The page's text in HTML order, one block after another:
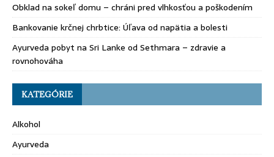
Obklad na sokeľ domu – chráni pred vlhkosťou a poškodením
Bankovanie krčnej chrbtice: Úľava od napätia a bolesti
Ayurveda pobyt na Sri Lanke od Sethmara – zdravie a
rovnohováha
KATEGÓRIE
Alkohol
Ayurveda